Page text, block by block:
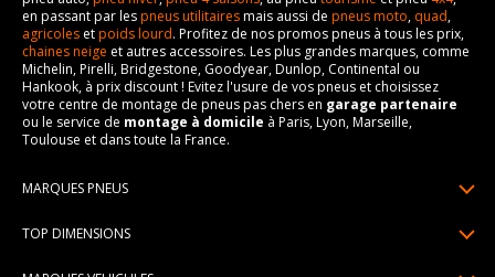
en passant par lespneus utilitairesmais aussi de pneus moto, quad,
agricoles etpoids lourd. Profitez de nos promos pneus à tous les prix,
chaines neige et autres accessoires. Les plus grandes marques, comme
Michelin, Pirelli, Bridgestone, Goodyear, Dunlop, Continental ou
Hankook, à prix discount ! Evitez l'usure de vos pneus et choisissez
votre centre de montage de pneus pas chers en garage partenaire
ou le service de montage à domicile à Paris, Lyon, Marseille,
Toulouse et dans toute la France.
MARQUES PNEUS
TOP DIMENSIONS